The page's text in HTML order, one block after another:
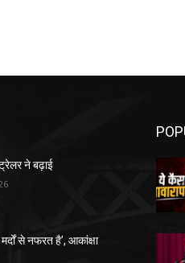
ने बढ़ाई
से नफरत है’, आकांक्षा